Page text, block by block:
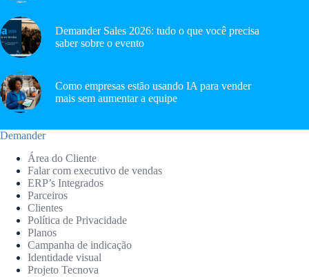
Demander Sales 2026: tudo o que você precisa
saber sobre o evento
Como empresas estão usando IA para vender
mais sem aumentar a equipe
Demander
Área do Cliente
Falar com executivo de vendas
ERP’s Integrados
Parceiros
Clientes
Política de Privacidade
Planos
Campanha de indicação
Identidade visual
Projeto Tecnova